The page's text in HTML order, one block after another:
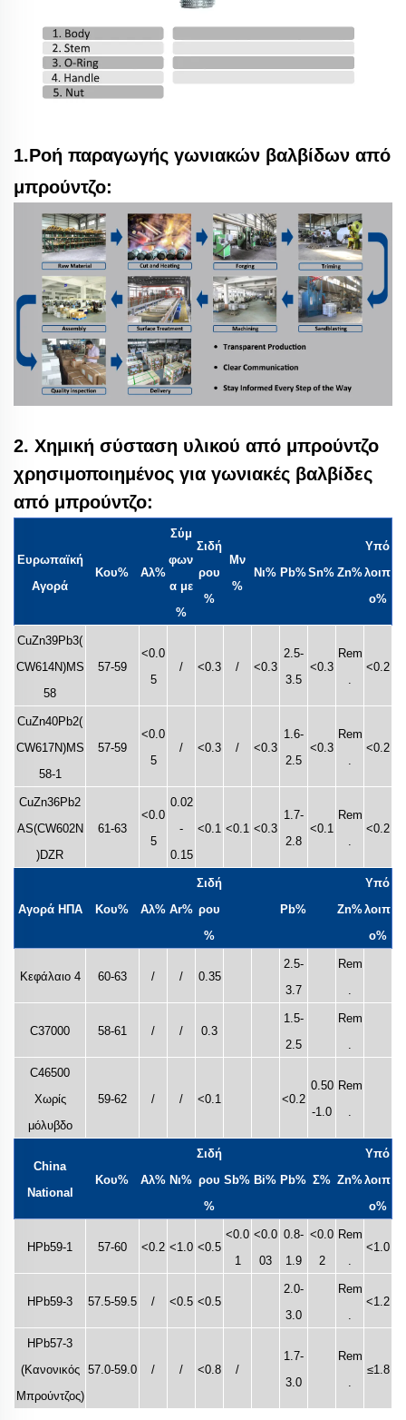
1.Ροή παραγωγής γωνιακών βαλβίδων από
μπρούντζο:
2. Χημική σύσταση υλικού από μπρούντζο
χρησιμοποιημένος για γωνιακές βαλβίδες
από μπρούντζο:
Ευρωπαϊκή
Αγορά
Κου% Αλ%
Σύμ
φων
α με
%
Σιδή
ρου
%
Μν
%
Νι% Pb%Sn% Zn%
Υπό
λοιπ
ο%
CuZn39Pb3(
CW614N)MS
58
57-59
<0.0
5
/ <0.3 / <0.3
2.5-
3.5
<0.3
Rem
<0.2
CuZn40Pb2(
CW617N)MS
58-1
57-59
<0.0
5
/ <0.3 / <0.3
1.6-
2.5
<0.3
Rem
<0.2
CuZn36Pb2
AS(CW602N
)DZR
61-63
<0.0
5
0.02
-
0.15
<0.1 <0.1 <0.3
1.7-
2.8
<0.1
Rem
<0.2
Αγορά ΗΠΑ Κου% Αλ% Ar%
Σιδή
ρου
%
Pb% Zn%
Υπό
λοιπ
ο%
Κεφάλαιο 4 60-63 / / 0.35
2.5-
3.7
Rem
C37000 58-61 / / 0.3
1.5-
2.5
Rem
C46500
Χωρίς
μόλυβδο
59-62 / / <0.1 <0.2
0.50
-1.0
Rem
China
National
Κου% Αλ% Νι%
Σιδή
ρου
%
Sb% Bi% Pb% Σ% Zn%
Υπό
λοιπ
ο%
HPb59-1 57-60 <0.2 <1.0 <0.5
<0.0
1
<0.0
03
0.8-
1.9
<0.0
2
Rem
<1.0
HPb59-3 57.5-59.5 / <0.5 <0.5
2.0-
3.0
Rem
<1.2
HPb57-3
(Κανονικός
Μπρούντζος)
57.0-59.0 / / <0.8 /
1.7-
3.0
Rem
≤1.8